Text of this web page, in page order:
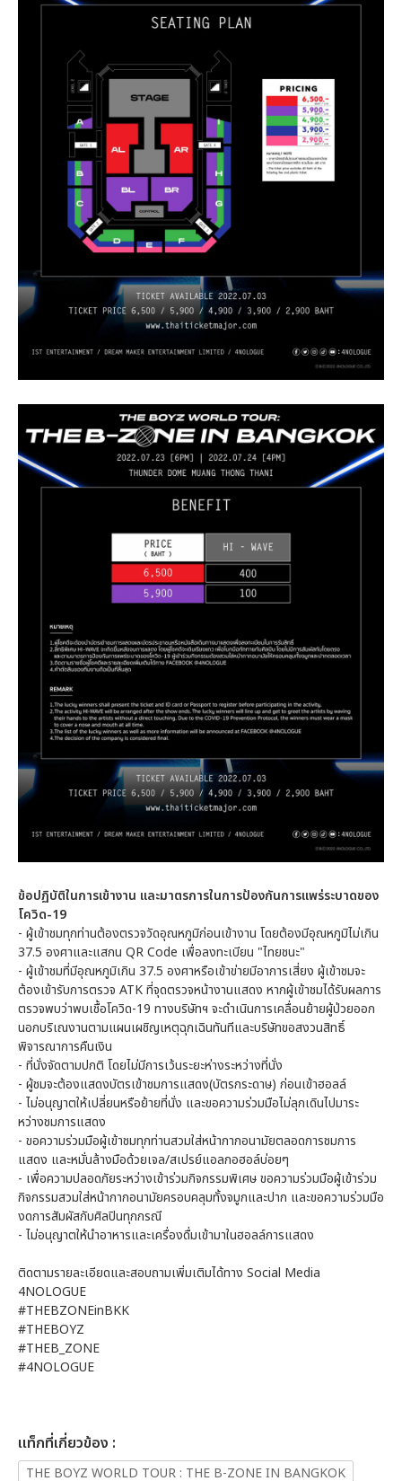
ข้อปฏิบัติในการเข้างาน และมาตรการในการป้องกันการแพร่ระบาดของ
โควิด-19
- ผู้เข้าชมทุกท่านต้องตรวจวัดอุณหภูมิก่อนเข้างาน โดยต้องมีอุณหภูมิไม่เกิน
37.5 องศาและแสกน QR Code เพื่อลงทะเบียน "ไทยชนะ"
- ผู้เข้าชมที่มีอุณหภูมิเกิน 37.5 องศาหรือเข้าข่ายมีอาการเสี่ยง ผู้เข้าชมจะ
ต้องเข้ารับการตรวจ ATK ที่จุดตรวจหน้างานแสดง หากผู้เข้าชมได้รับผลการ
ตรวจพบว่าพบเชื้อโควิด-19 ทางบริษัทฯ จะดำเนินการเคลื่อนย้ายผู้ป่วยออก
นอกบริเณงานตามแผนเผชิญเหตุฉุกเฉินทันทีและบริษัทขอสงวนสิทธิ์
พิจารณาการคืนเงิน
- ที่นั่งจัดตามปกติ โดยไม่มีการเว้นระยะห่างระหว่างที่นั่ง
- ผู้ชมจะต้องแสดงบัตรเข้าชมการแสดง(บัตรกระดาษ) ก่อนเข้าฮอลล์
- ไม่อนุญาตให้เปลี่ยนหรือย้ายที่นั่ง และขอความร่วมมือไม่ลุกเดินไปมาระ
หว่างชมการแสดง
- ขอความร่วมมือผู้เข้าชมทุกท่านสวมใส่หน้ากากอนามัยตลอดการชมการ
แสดง และหมั่นล้างมือด้วยเจล/สเปรย์แอลกอฮอล์บ่อยๆ
- เพื่อความปลอดภัยระหว่างเข้าร่วมกิจกรรมพิเศษ ขอความร่วมมือผู้เข้าร่วม
กิจกรรมสวมใส่หน้ากากอนามัยครอบคลุมทั้งจมูกและปาก และขอความร่วมมือ
งดการสัมผัสกับศิลปินทุกกรณี
- ไม่อนุญาตให้นำอาหารและเครื่องดื่มเข้ามาในฮอลล์การแสดง
ติดตามรายละเอียดและสอบถามเพิ่มเติมได้ทาง Social Media
4NOLOGUE
#THEBZONEinBKK
#THEBOYZ
#THEB_ZONE
#4NOLOGUE
เเท็กที่เกี่ยวข้อง :
THE BOYZ WORLD TOUR : THE B-ZONE IN BANGKOK